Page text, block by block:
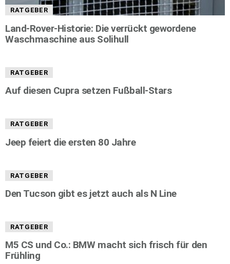
RATGEBER
Land-Rover-Historie: Die verrückt gewordene
Waschmaschine aus Solihull
RATGEBER
Auf diesen Cupra setzen Fußball-Stars
RATGEBER
Jeep feiert die ersten 80 Jahre
RATGEBER
Den Tucson gibt es jetzt auch als N Line
RATGEBER
M5 CS und Co.: BMW macht sich frisch für den
Frühling